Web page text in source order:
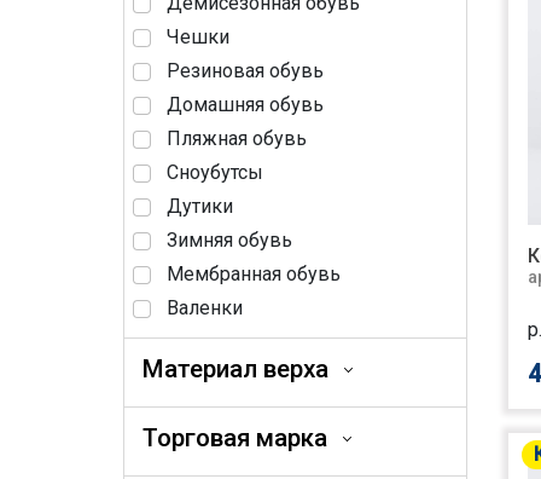
Чешки
Резиновая обувь
Домашняя обувь
Пляжная обувь
Сноубутсы
Дутики
Зимняя обувь
Мембранная обувь
Валенки
Материал верха
Торговая марка